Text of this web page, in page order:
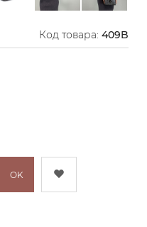
Код товара: 409B
OK